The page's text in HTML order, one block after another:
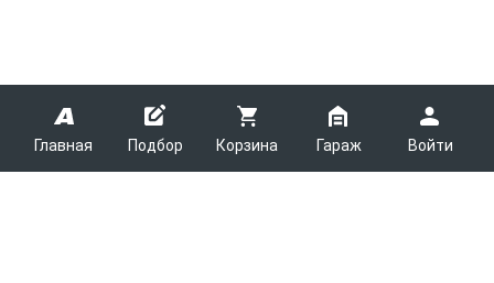
Главная Подбор Корзина Гараж Войти